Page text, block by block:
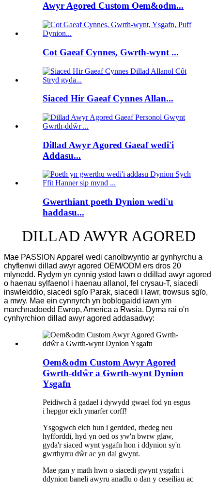
Awyr Agored Custom Oem&odm...
Cot Gaeaf Cynnes, Gwrth-wynt ...
Siaced Hir Gaeaf Cynnes Allan...
Dillad Awyr Agored Gaeaf wedi'i
Addasu...
Gwerthiant poeth Dynion wedi'u
haddasu...
DILLAD AWYR AGORED
Mae PASSION Apparel wedi canolbwyntio ar gynhyrchu a
chyflenwi dillad awyr agored OEM/ODM ers dros 20
mlynedd. Rydym yn cynnig ystod lawn o ddillad awyr agored
o haenau sylfaenol i haenau allanol, fel crysau-T, siacedi
inswleiddio, siacedi sgïo Parak, siacedi i lawr, trowsus sgïo,
a mwy. Mae ein cynnyrch yn boblogaidd iawn ym
marchnadoedd Ewrop, America a Rwsia. Dyma rai o'n
cynhyrchion dillad awyr agored addasadwy:
Oem&odm Custom Awyr Agored
Gwrth-ddŵr a Gwrth-wynt Dynion
Ysgafn
Peidiwch â gadael i dywydd gwael fod yn esgus
i hepgor eich ymarfer corff!
Ysgogwch eich hun i gerdded, rhedeg neu
hyfforddi, hyd yn oed os yw'n bwrw glaw,
gyda'r siaced wynt ysgafn hon i ddynion sy'n
gwrthyrru dŵr ac yn dal gwynt.
Mae gan y math hwn o siacedi gwynt ysgafn i
ddynion baneli awyru anadlu o dan y ceseiliau ac